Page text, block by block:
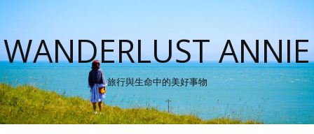
WANDERLUST ANNIE
旅行與生命中的美好事物